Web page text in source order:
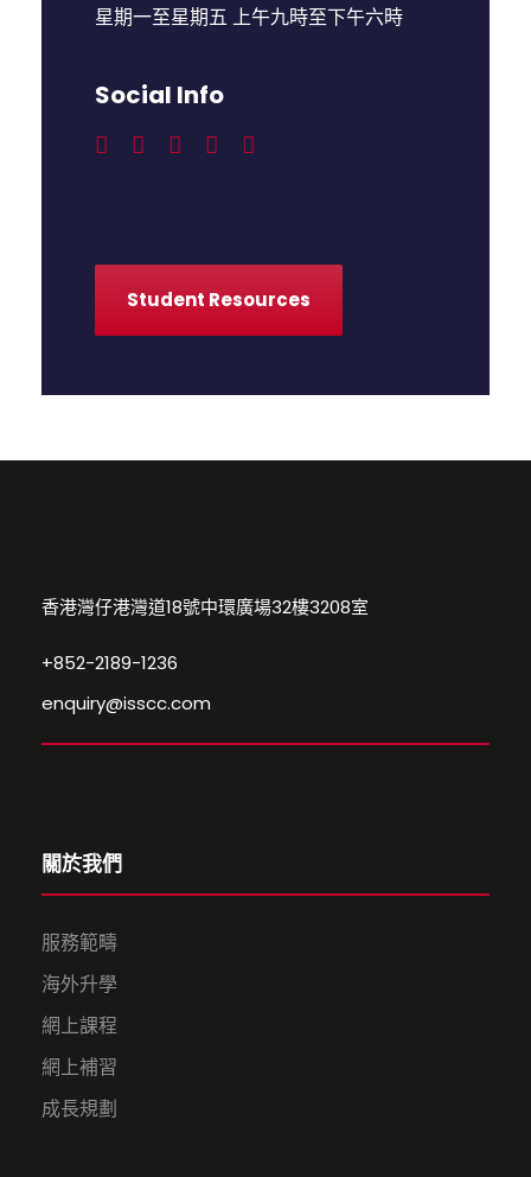
星期一至星期五 上午九時至下午六時
Social Info
Student Resources
香港灣仔港灣道18號中環廣場32樓3208室
+852-2189-1236
enquiry@isscc.com
關於我們
服務範疇
海外升學
網上課程
網上補習
成長規劃